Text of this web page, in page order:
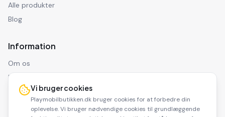
Alle produkter
Blog
Information
Om os
Kontakt
Privatlivspolitik
Ansvarsfraskrivelse
Vi bruger cookies
Playmobilbutikken.dk bruger cookies for at forbedre din
oplevelse. Vi bruger nødvendige cookies til grundlæggende